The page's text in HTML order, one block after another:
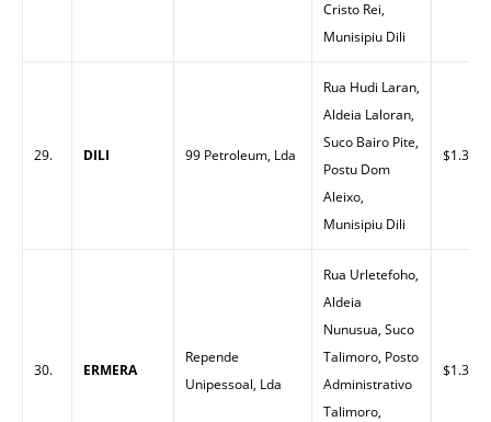
Cristo Rei,
Munisipiu Dili
29. DILI 99 Petroleum, Lda
Rua Hudi Laran,
Aldeia Laloran,
Suco Bairo Pite,
Postu Dom
Aleixo,
Munisipiu Dili
$1.32
30. ERMERA
Repende
Unipessoal, Lda
Rua Urletefoho,
Aldeia
Nunusua, Suco
Talimoro, Posto
Administrativo
Talimoro,
$1.38